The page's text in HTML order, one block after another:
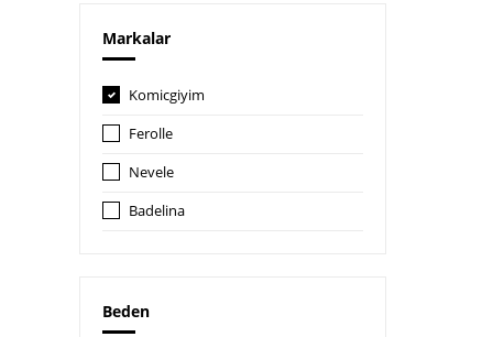
Markalar
Komicgiyim
Ferolle
Nevele
Badelina
Beden